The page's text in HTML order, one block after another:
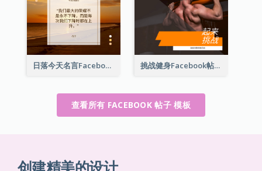
日落今天名言Facebook帖子 挑战健身Facebook帖子
查看所有 FACEBOOK 帖子 模板
创建精美的设计